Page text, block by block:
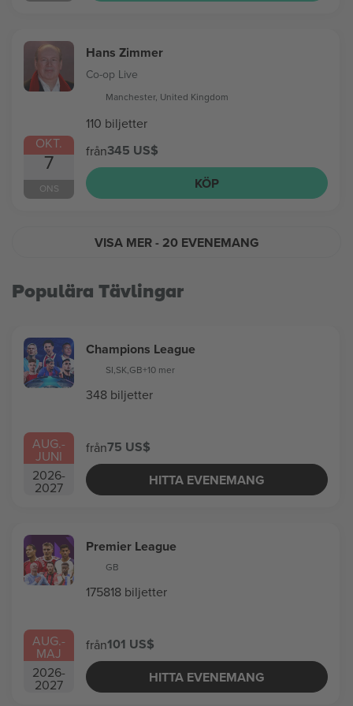
OKT.
7
ONS
Hans Zimmer
Co-op Live
Manchester, United Kingdom
110 biljetter
från345 US$
KÖP
VISA MER- 20 EVENEMANG
Populära Tävlingar
AUG.-
JUNI
2026-
2027
Champions League
SI,SK,GB+10 mer
348 biljetter
från75 US$
HITTA EVENEMANG
AUG.-
MAJ
2026-
2027
Premier League
GB
175818 biljetter
från101 US$
HITTA EVENEMANG